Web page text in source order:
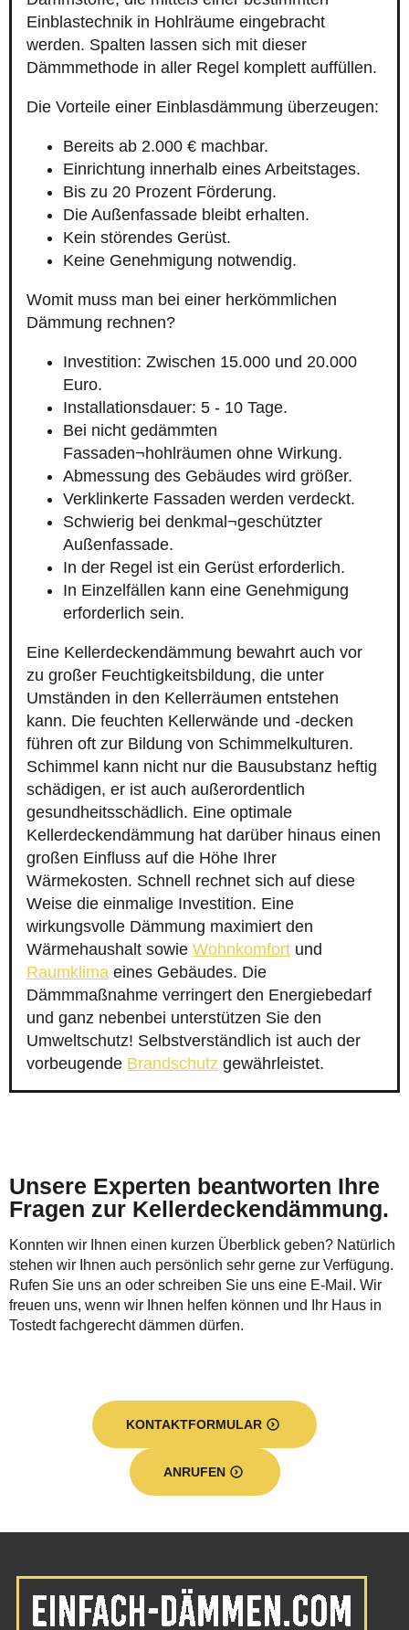
Einblastechnik in Hohlräume eingebracht
werden. Spalten lassen sich mit dieser
Dämmmethode in aller Regel komplett auffüllen.
Die Vorteile einer Einblasdämmung überzeugen:
Bereits ab 2.000 € machbar.
Einrichtung innerhalb eines Arbeitstages.
Bis zu 20 Prozent Förderung.
Die Außenfassade bleibt erhalten.
Kein störendes Gerüst.
Keine Genehmigung notwendig.
Womit muss man bei einer herkömmlichen
Dämmung rechnen?
Investition: Zwischen 15.000 und 20.000
Euro.
Installationsdauer: 5 - 10 Tage.
Bei nicht gedämmten
Fassaden¬hohlräumen ohne Wirkung.
Abmessung des Gebäudes wird größer.
Verklinkerte Fassaden werden verdeckt.
Schwierig bei denkmal¬geschützter
Außenfassade.
In der Regel ist ein Gerüst erforderlich.
In Einzelfällen kann eine Genehmigung
erforderlich sein.
Eine Kellerdeckendämmung bewahrt auch vor
zu großer Feuchtigkeitsbildung, die unter
Umständen in den Kellerräumen entstehen
kann. Die feuchten Kellerwände und -decken
führen oft zur Bildung von Schimmelkulturen.
Schimmel kann nicht nur die Bausubstanz heftig
schädigen, er ist auch außerordentlich
gesundheitsschädlich. Eine optimale
Kellerdeckendämmung hat darüber hinaus einen
großen Einfluss auf die Höhe Ihrer
Wärmekosten. Schnell rechnet sich auf diese
Weise die einmalige Investition. Eine
wirkungsvolle Dämmung maximiert den
Wärmehaushalt sowie Wohnkomfort und
Raumklima eines Gebäudes. Die
Dämmmaßnahme verringert den Energiebedarf
und ganz nebenbei unterstützen Sie den
Umweltschutz! Selbstverständlich ist auch der
vorbeugende Brandschutz gewährleistet.
Unsere Experten beantworten Ihre
Fragen zur Kellerdeckendämmung.
Konnten wir Ihnen einen kurzen Überblick geben? Natürlich
stehen wir Ihnen auch persönlich sehr gerne zur Verfügung.
Rufen Sie uns an oder schreiben Sie uns eine E-Mail. Wir
freuen uns, wenn wir Ihnen helfen können und Ihr Haus in
Tostedt fachgerecht dämmen dürfen.
KONTAKTFORMULAR
ANRUFEN